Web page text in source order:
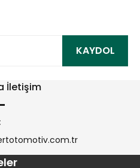
KAYDOL
İletişim